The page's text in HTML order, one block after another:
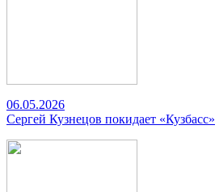
06.05.2026
Сергей Кузнецов покидает «Кузбасс»